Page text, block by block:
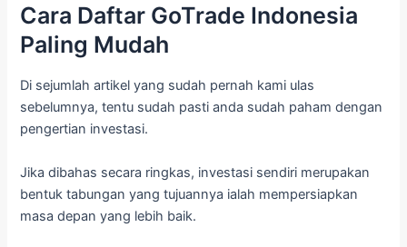
Cara Daftar GoTrade Indonesia
Paling Mudah
Di sejumlah artikel yang sudah pernah kami ulas
sebelumnya, tentu sudah pasti anda sudah paham dengan
pengertian investasi.
Jika dibahas secara ringkas, investasi sendiri merupakan
bentuk tabungan yang tujuannya ialah mempersiapkan
masa depan yang lebih baik.